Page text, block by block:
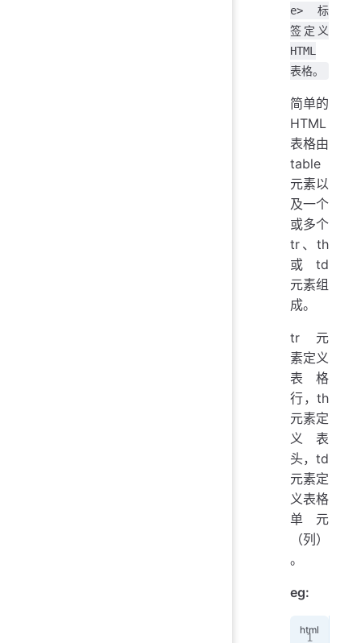
e> 标
签定义
HTML
表格。
简单的
HTML
表格由
table
元素以
及一个
或多个
tr、th
或 td
元素组
成。
tr 元
素定义
表格
行，th
元素定
义表
头，td
元素定
义表格
单元
（列）
。
eg: